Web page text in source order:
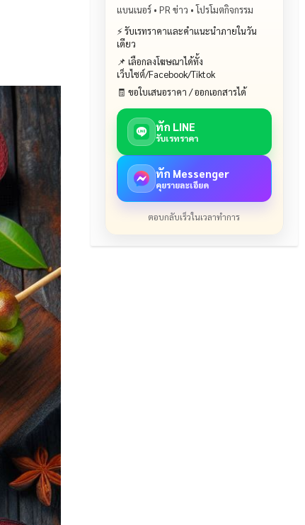
แบนเนอร์ • PR ข่าว • โปรโมตกิจกรรม
⚡ รับเรทราคาและคำแนะนำภายในวัน
เดียว
📌 เลือกลงโฆษณาได้ทั้ง
เว็บไซต์/Facebook/Tiktok
🧾 ขอใบเสนอราคา / ออกเอกสารได้
ทัก LINE
รับเรทราคา
ทัก Messenger
คุยรายละเอียด
ตอบกลับเร็วในเวลาทำการ